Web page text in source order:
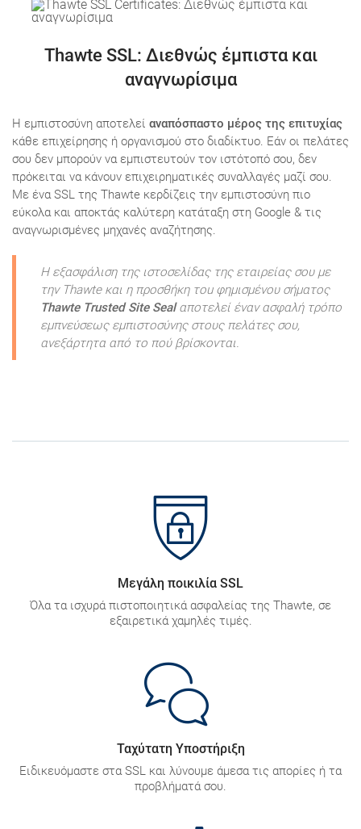
Thawte SSL: Διεθνώς έμπιστα και
αναγνωρίσιμα
Η εμπιστοσύνη αποτελεί αναπόσπαστο μέρος της επιτυχίας
κάθε επιχείρησης ή οργανισμού στο διαδίκτυο. Εάν οι πελάτες
σου δεν μπορούν να εμπιστευτούν τον ιστότοπό σου, δεν
πρόκειται να κάνουν επιχειρηματικές συναλλαγές μαζί σου.
Με ένα SSL της Thawte κερδίζεις την εμπιστοσύνη πιο
εύκολα και αποκτάς καλύτερη κατάταξη στη Google & τις
αναγνωρισμένες μηχανές αναζήτησης.
Η εξασφάλιση της ιστοσελίδας της εταιρείας σου με
την Thawte και η προσθήκη τou φημισμένoυ σήματος
Thawte Trusted Site Sealαποτελεί έναν ασφαλή τρόπο
εμπνεύσεως εμπιστοσύνης στους πελάτες σου,
ανεξάρτητα από το πού βρίσκονται.
Μεγάλη ποικιλία SSL
Όλα τα ισχυρά πιστοποιητικά ασφαλείας της Thawte, σε
εξαιρετικά χαμηλές τιμές.
Ταχύτατη Υποστήριξη
Ειδικευόμαστε στα SSL και λύνουμε άμεσα τις απορίες ή τα
προβλήματά σου.